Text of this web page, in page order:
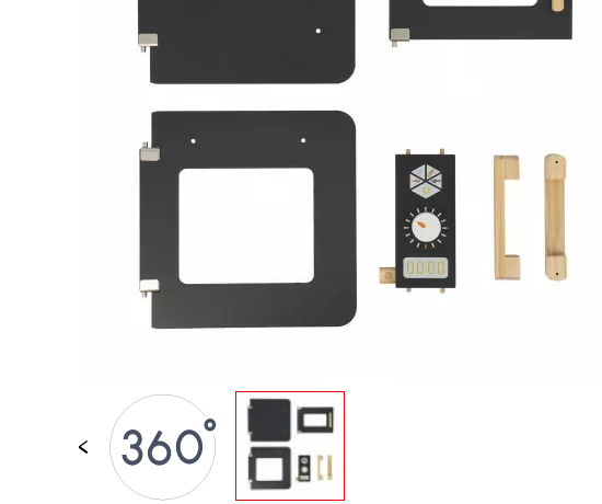
GIOCATTOLI SENSO-
IMITAZIONE
MINI UNIVERSI
ARIA APERTA
LAVAGNE, MOBILI E
DECORACION
PER BAMBINI
PEZZI STACCATI